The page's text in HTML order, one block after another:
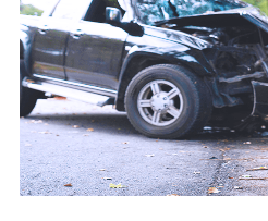
個人情報保護管理者の職
株式会社ドコモ・インシュアラ
〒103-0013 東京都中央区日本
ネット日本橋ビル 3F
株式会社ドコモ・インシュアラン
個人情報の第三者提供に